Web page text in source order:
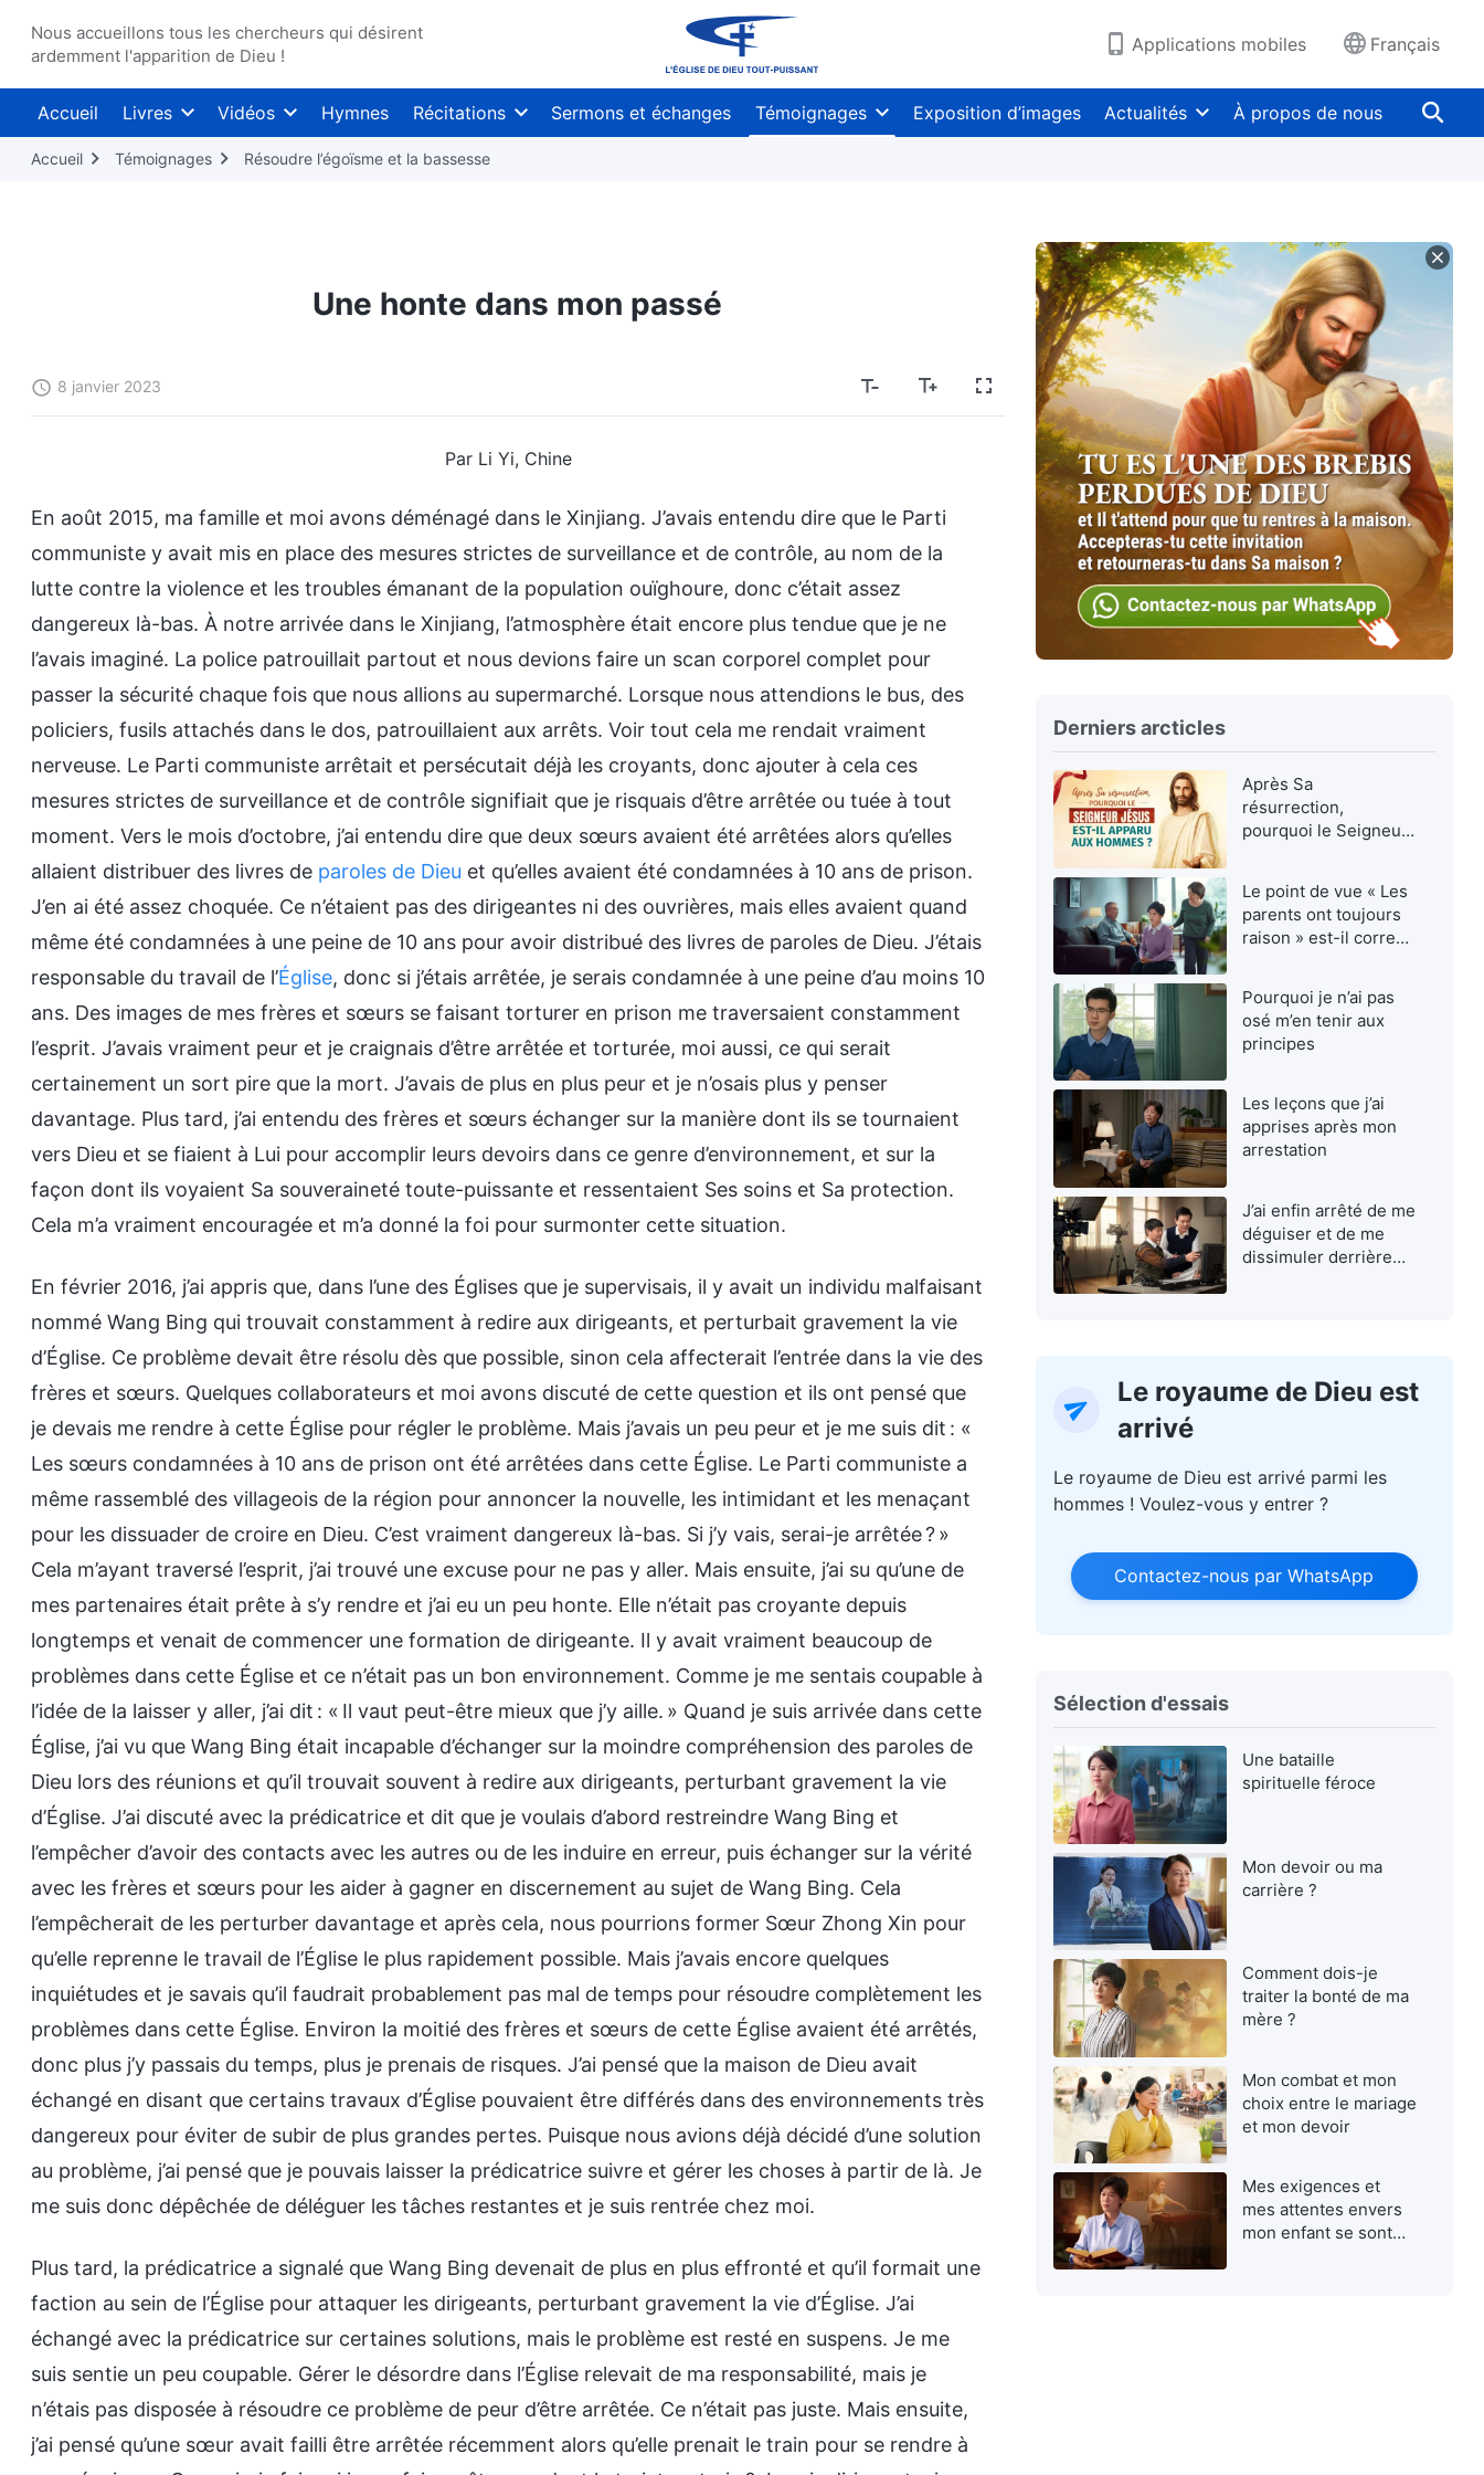
Nous accueillons tous les chercheurs qui désirent
ardemment l'apparition de Dieu !
Applications mobiles Français
Accueil Livres Vidéos Hymnes Récitations Sermons et échanges Témoignages Exposition d’images Actualités À propos de nous
Accueil Témoignages Résoudre l’égoïsme et la bassesse
Une honte dans mon passé
8 janvier 2023
Par Li Yi, Chine
En août 2015, ma famille et moi avons déménagé dans le Xinjiang. J’avais entendu dire que le Parti
communiste y avait mis en place des mesures strictes de surveillance et de contrôle, au nom de la
lutte contre la violence et les troubles émanant de la population ouïghoure, donc c’était assez
dangereux là-bas. À notre arrivée dans le Xinjiang, l’atmosphère était encore plus tendue que je ne
l’avais imaginé. La police patrouillait partout et nous devions faire un scan corporel complet pour
passer la sécurité chaque fois que nous allions au supermarché. Lorsque nous attendions le bus, des
policiers, fusils attachés dans le dos, patrouillaient aux arrêts. Voir tout cela me rendait vraiment
nerveuse. Le Parti communiste arrêtait et persécutait déjà les croyants, donc ajouter à cela ces
mesures strictes de surveillance et de contrôle signifiait que je risquais d’être arrêtée ou tuée à tout
moment. Vers le mois d’octobre, j’ai entendu dire que deux sœurs avaient été arrêtées alors qu’elles
allaient distribuer des livres de paroles de Dieu et qu’elles avaient été condamnées à 10 ans de prison.
J’en ai été assez choquée. Ce n’étaient pas des dirigeantes ni des ouvrières, mais elles avaient quand
même été condamnées à une peine de 10 ans pour avoir distribué des livres de paroles de Dieu. J’étais
responsable du travail de l’Église, donc si j’étais arrêtée, je serais condamnée à une peine d’au moins 10
ans. Des images de mes frères et sœurs se faisant torturer en prison me traversaient constamment
l’esprit. J’avais vraiment peur et je craignais d’être arrêtée et torturée, moi aussi, ce qui serait
certainement un sort pire que la mort. J’avais de plus en plus peur et je n’osais plus y penser
davantage. Plus tard, j’ai entendu des frères et sœurs échanger sur la manière dont ils se tournaient
vers Dieu et se fiaient à Lui pour accomplir leurs devoirs dans ce genre d’environnement, et sur la
façon dont ils voyaient Sa souveraineté toute-puissante et ressentaient Ses soins et Sa protection.
Cela m’a vraiment encouragée et m’a donné la foi pour surmonter cette situation.
En février 2016, j’ai appris que, dans l’une des Églises que je supervisais, il y avait un individu malfaisant
nommé Wang Bing qui trouvait constamment à redire aux dirigeants, et perturbait gravement la vie
d’Église. Ce problème devait être résolu dès que possible, sinon cela affecterait l’entrée dans la vie des
frères et sœurs. Quelques collaborateurs et moi avons discuté de cette question et ils ont pensé que
je devais me rendre à cette Église pour régler le problème. Mais j’avais un peu peur et je me suis dit : «
Les sœurs condamnées à 10 ans de prison ont été arrêtées dans cette Église. Le Parti communiste a
même rassemblé des villageois de la région pour annoncer la nouvelle, les intimidant et les menaçant
pour les dissuader de croire en Dieu. C’est vraiment dangereux là-bas. Si j’y vais, serai-je arrêtée ? »
Cela m’ayant traversé l’esprit, j’ai trouvé une excuse pour ne pas y aller. Mais ensuite, j’ai su qu’une de
mes partenaires était prête à s’y rendre et j’ai eu un peu honte. Elle n’était pas croyante depuis
longtemps et venait de commencer une formation de dirigeante. Il y avait vraiment beaucoup de
problèmes dans cette Église et ce n’était pas un bon environnement. Comme je me sentais coupable à
l’idée de la laisser y aller, j’ai dit : « Il vaut peut-être mieux que j’y aille. » Quand je suis arrivée dans cette
Église, j’ai vu que Wang Bing était incapable d’échanger sur la moindre compréhension des paroles de
Dieu lors des réunions et qu’il trouvait souvent à redire aux dirigeants, perturbant gravement la vie
d’Église. J’ai discuté avec la prédicatrice et dit que je voulais d’abord restreindre Wang Bing et
l’empêcher d’avoir des contacts avec les autres ou de les induire en erreur, puis échanger sur la vérité
avec les frères et sœurs pour les aider à gagner en discernement au sujet de Wang Bing. Cela
l’empêcherait de les perturber davantage et après cela, nous pourrions former Sœur Zhong Xin pour
qu’elle reprenne le travail de l’Église le plus rapidement possible. Mais j’avais encore quelques
inquiétudes et je savais qu’il faudrait probablement pas mal de temps pour résoudre complètement les
problèmes dans cette Église. Environ la moitié des frères et sœurs de cette Église avaient été arrêtés,
donc plus j’y passais du temps, plus je prenais de risques. J’ai pensé que la maison de Dieu avait
échangé en disant que certains travaux d’Église pouvaient être différés dans des environnements très
dangereux pour éviter de subir de plus grandes pertes. Puisque nous avions déjà décidé d’une solution
au problème, j’ai pensé que je pouvais laisser la prédicatrice suivre et gérer les choses à partir de là. Je
me suis donc dépêchée de déléguer les tâches restantes et je suis rentrée chez moi.
Plus tard, la prédicatrice a signalé que Wang Bing devenait de plus en plus effronté et qu’il formait une
faction au sein de l’Église pour attaquer les dirigeants, perturbant gravement la vie d’Église. J’ai
échangé avec la prédicatrice sur certaines solutions, mais le problème est resté en suspens. Je me
suis sentie un peu coupable. Gérer le désordre dans l’Église relevait de ma responsabilité, mais je
n’étais pas disposée à résoudre ce problème de peur d’être arrêtée. Ce n’était pas juste. Mais ensuite,
j’ai pensé qu’une sœur avait failli être arrêtée récemment alors qu’elle prenait le train pour se rendre à
Derniers arcticles
Après Sa
résurrection,
pourquoi le Seigneur
Le point de vue « Les
parents ont toujours
raison » est-il correct
Pourquoi je n’ai pas
osé m’en tenir aux
principes
Les leçons que j’ai
apprises après mon
arrestation
J’ai enfin arrêté de me
déguiser et de me
dissimuler derrière
Le royaume de Dieu est
arrivé
Le royaume de Dieu est arrivé parmi les
hommes ! Voulez-vous y entrer ?
Contactez-nous par WhatsApp
Sélection d'essais
Une bataille
spirituelle féroce
Mon devoir ou ma
carrière ?
Comment dois-je
traiter la bonté de ma
mère ?
Mon combat et mon
choix entre le mariage
et mon devoir
Mes exigences et
mes attentes envers
mon enfant se sont